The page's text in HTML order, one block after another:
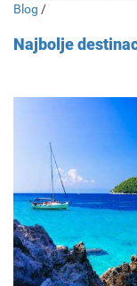
Blog /
Najbolje